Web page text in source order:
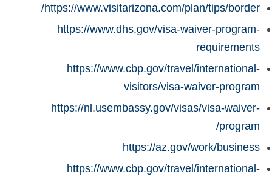
https://www.visitarizona.com/plan/tips/border/
https://www.dhs.gov/visa-waiver-program-
requirements
https://www.cbp.gov/travel/international-
visitors/visa-waiver-program
https://nl.usembassy.gov/visas/visa-waiver-
program/
https://az.gov/work/business
https://www.cbp.gov/travel/international-